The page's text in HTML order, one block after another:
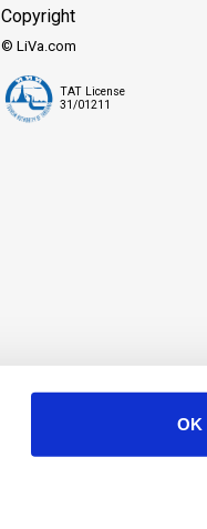
OK
Copyright
© LiVa.com
TAT License
31/01211